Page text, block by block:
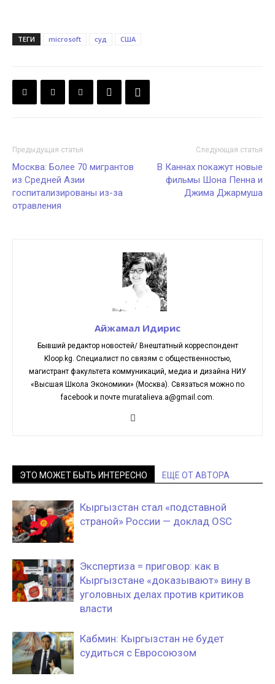
ТЕГИ microsoft суд США
Предыдущая статья
Москва: Более 70 мигрантов
из Средней Азии
госпитализированы из-за
отравления
Следующая статья
В Каннах покажут новые
фильмы Шона Пенна и
Джима Джармуша
Айжамал Идирис
Бывший редактор новостей/ Внештатный корреспондент
Kloop.kg. Cпециалист по связям с общественностью,
магистрант факультета коммуникаций, медиа и дизайна НИУ
«Высшая Школа Экономики» (Москва). Связаться можно по
facebook и почте muratalieva.a@gmail.com.
ЭТО МОЖЕТ БЫТЬ ИНТЕРЕСНО ЕЩЕ ОТ АВТОРА
Кыргызстан стал «подставной
страной» России — доклад OSC
Экспертиза = приговор: как в
Кыргызстане «доказывают» вину в
уголовных делах против критиков
власти
Кабмин: Кыргызстан не будет
судиться с Евросоюзом